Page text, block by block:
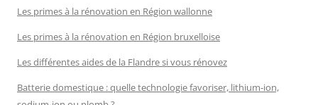
Les primes à la rénovation en Région wallonne
Les primes à la rénovation en Région bruxelloise
Les différentes aides de la Flandre si vous rénovez
Batterie domestique : quelle technologie favoriser, lithium-ion,